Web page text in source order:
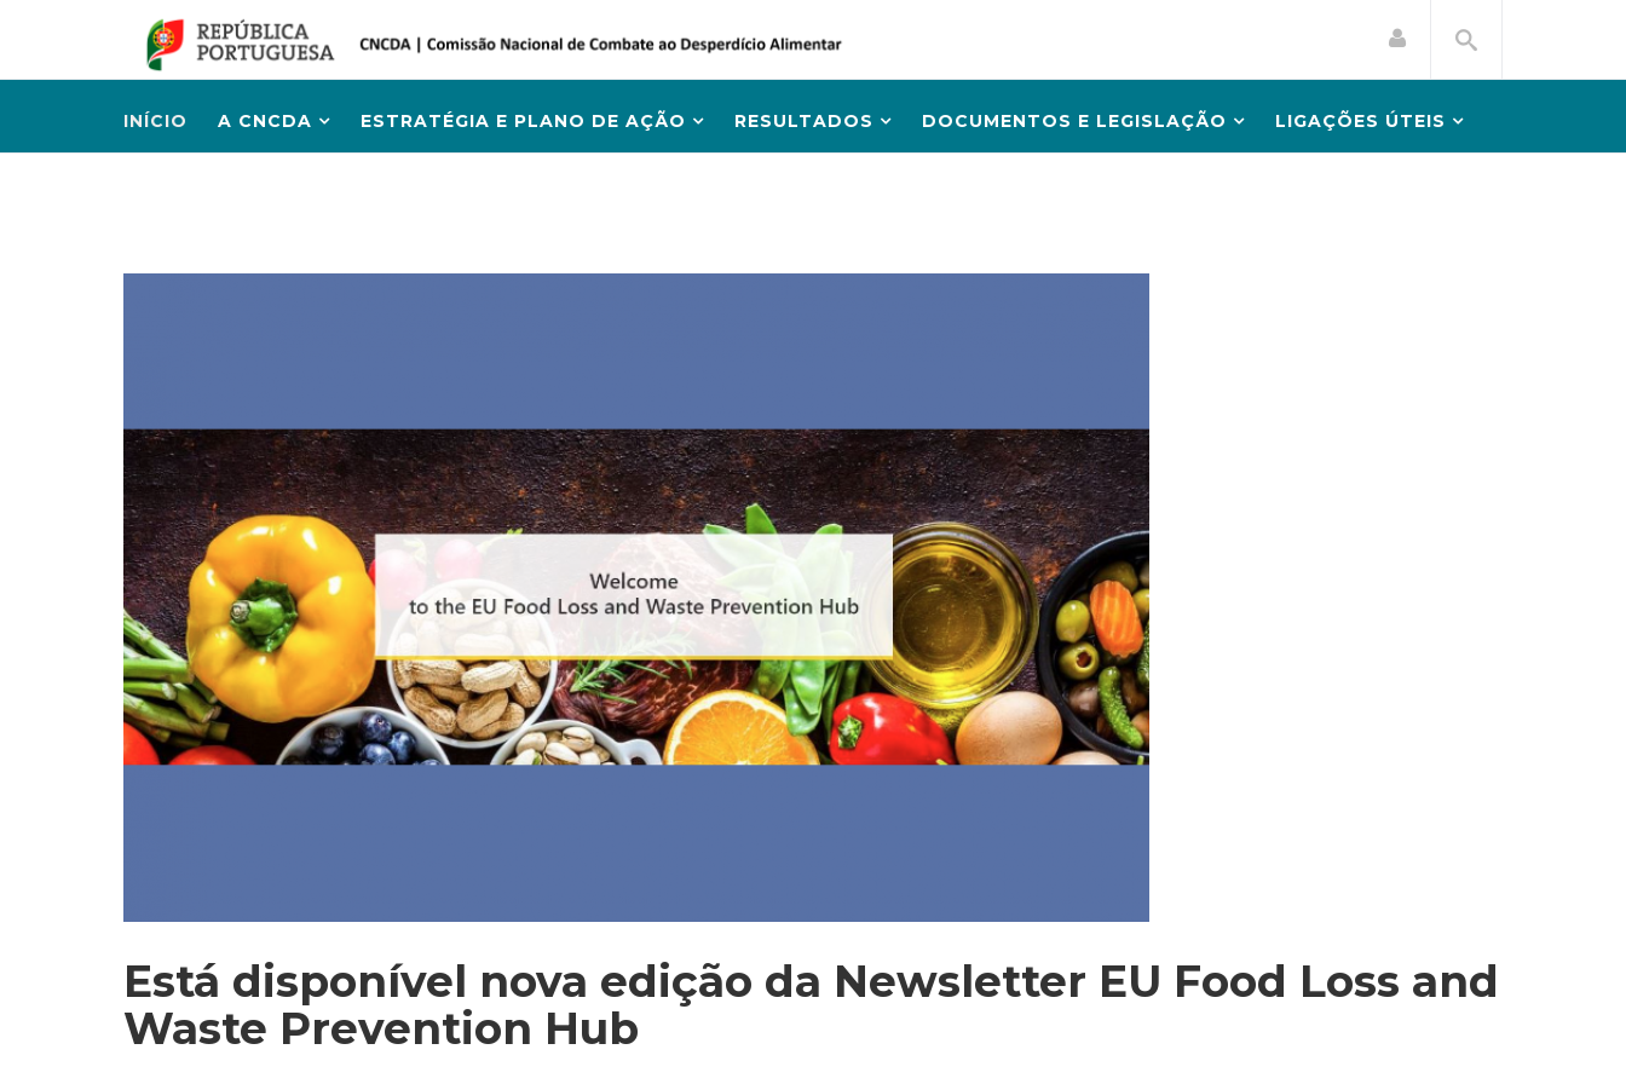
INÍCIO A CNCDA ESTRATÉGIA E PLANO DE AÇÃO RESULTADOS DOCUMENTOS E LEGISLAÇÃO LIGAÇÕES ÚTEIS
Está disponível nova edição da Newsletter EU Food Loss and
Waste Prevention Hub